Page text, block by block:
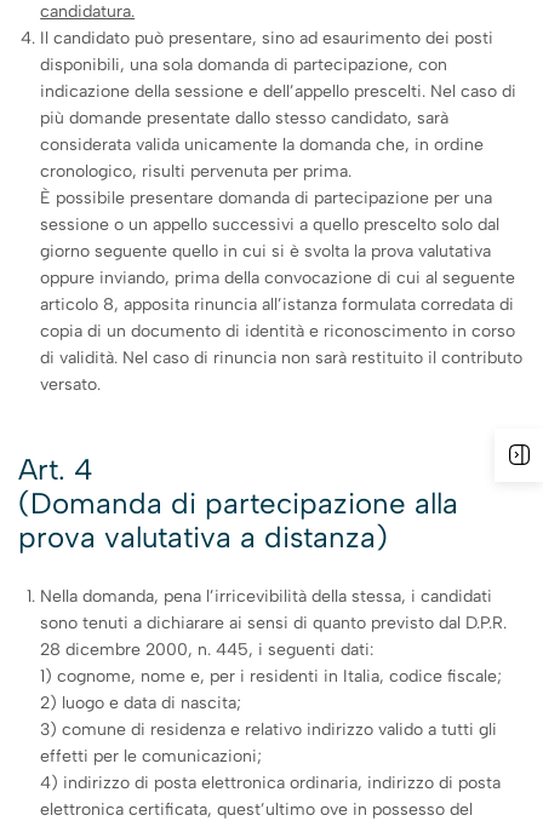
candidatura.
Il candidato può presentare, sino ad esaurimento dei posti
disponibili, una sola domanda di partecipazione, con
indicazione della sessione e dell’appello prescelti. Nel caso di
più domande presentate dallo stesso candidato, sarà
considerata valida unicamente la domanda che, in ordine
cronologico, risulti pervenuta per prima.
È possibile presentare domanda di partecipazione per una
sessione o un appello successivi a quello prescelto solo dal
giorno seguente quello in cui si è svolta la prova valutativa
oppure inviando, prima della convocazione di cui al seguente
articolo 8, apposita rinuncia all’istanza formulata corredata di
copia di un documento di identità e riconoscimento in corso
di validità. Nel caso di rinuncia non sarà restituito il contributo
versato.
Art. 4
(Domanda di partecipazione alla
prova valutativa a distanza)
Nella domanda, pena l’irricevibilità della stessa, i candidati
sono tenuti a dichiarare ai sensi di quanto previsto dal D.P.R.
28 dicembre 2000, n. 445, i seguenti dati:
1) cognome, nome e, per i residenti in Italia, codice fiscale;
2) luogo e data di nascita;
3) comune di residenza e relativo indirizzo valido a tutti gli
effetti per le comunicazioni;
4) indirizzo di posta elettronica ordinaria, indirizzo di posta
elettronica certificata, quest’ultimo ove in possesso del